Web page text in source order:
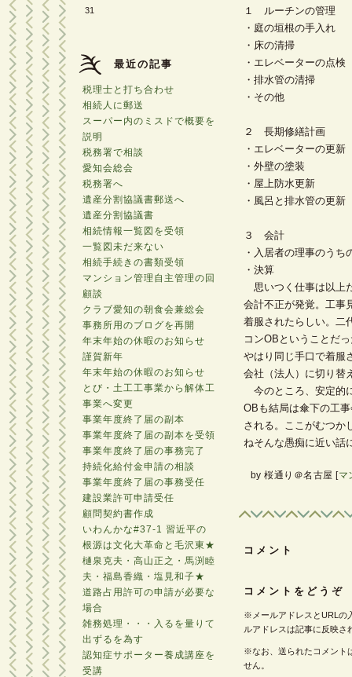
31
最近の記事
税理士と打ち合わせ
相続人に郵送
スーパー内のミスドで概要を
説明
税務署で相談
愛知会総会
税務署へ
遺産分割協議書郵送へ
遺産分割協議書
相続情報一覧図を受領
一覧図未だ来ない
相続手続きの書類受領
マンション管理自主管理の回
顧談
クラブ愛知の朝食会兼総会
事務所用のブログを再開
年末年始の休暇のお知らせ
謹賀新年
年末年始の休暇のお知らせ
とび・土工工事業から解体工
事業へ変更
事業年度終了届の副本
事業年度終了届の副本を受領
事業年度終了届の事務完了
持続化給付金申請の相談
事業年度終了届の事務受任
建設業許可申請受任
顧問契約書作成
いわんかな#37-1 習近平の
根源は文化大革命と毛沢東★
樋泉克夫・高山正之・馬渕睦
夫・福島香織・塩見和子★
道路占用許可の申請が必要な
場合
雑務処理・・・入るを量りて
出ずるを為す
認知症サポーター養成講座を
受講
１ ルーチンの管理
・庭の垣根の手入れ
・床の清掃
・エレベーターの点検
・排水管の清掃
・その他
２ 長期修繕計画
・エレベーターの更新
・外壁の塗装
・屋上防水更新
・風呂と排水管の更新
３ 会計
・入居者の理事のうち
・決算
思いつく仕事は以上
会計不正が発覚。工事
着服されたらしい。二
コンOBということだ
やはり同じ手口で着服
会社（法人）に切り替
今のところ、安定的
OBも結局は傘下の工
される。ここがむつか
ねそんな愚痴に近い話
by 桜通り＠名古屋 [マ
コメント
コメントをどうぞ
※メールアドレスとURLの
ルアドレスは記事に反映さ
※なお、送られたコメント
せん。